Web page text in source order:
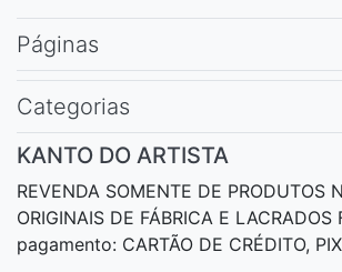
Páginas
Categorias
KANTO DO ARTISTA
REVENDA SOMENTE DE PRODUTOS
ORIGINAIS DE FÁBRICA E
pagamento: CARTÃO DE CRÉDITO,